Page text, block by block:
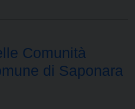
Comunità
di Saponara